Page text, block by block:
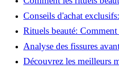
créent des moments pour
Conseils d'achat
peinture basse pression
Rituels beauté:
chouchoutent votre âme!
Analyse des fissures
préparer vos surfaces!
Découvrez les meilleurs